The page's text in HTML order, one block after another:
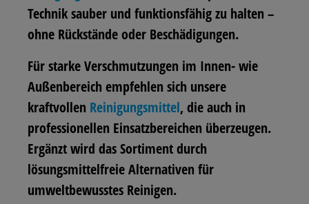
Technik sauber und funktionsfähig zu halten –
ohne Rückstände oder Beschädigungen.
Für starke Verschmutzungen im Innen- wie
Außenbereich empfehlen sich unsere
kraftvollen Reinigungsmittel, die auch in
professionellen Einsatzbereichen überzeugen.
Ergänzt wird das Sortiment durch
lösungsmittelfreie Alternativen für
umweltbewusstes Reinigen.